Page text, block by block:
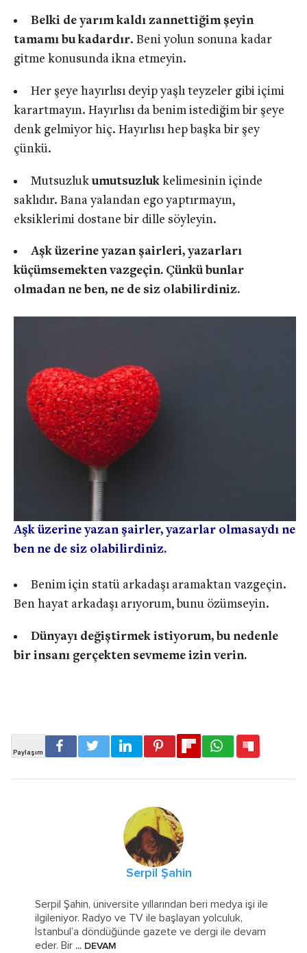
Belki de yarım kaldı zannettiğim şeyin
tamamı bu kadardır. Beni yolun sonuna kadar
gitme konusunda ikna etmeyin.
Her şeye hayırlısı deyip yaşlı teyzeler gibi içimi
karartmayın. Hayırlısı da benim istediğim bir şeye
denk gelmiyor hiç. Hayırlısı hep başka bir şey
çünkü.
Mutsuzlukumutsuzluk kelimesinin içinde
saklıdır. Bana yalandan ego yaptırmayın,
eksiklerimi dostane bir dille söyleyin.
Aşk üzerine yazan şairleri, yazarları
küçümsemekten vazgeçin. Çünkü bunlar
olmadan ne ben, ne de siz olabilirdiniz.
Aşk üzerine yazan şairler, yazarlar olmasaydı ne
ben ne de siz olabilirdiniz.
Benim için statü arkadaşı aramaktan vazgeçin.
Ben hayat arkadaşı arıyorum, bunu özümseyin.
Dünyayı değiştirmek istiyorum, bu nedenle
bir insanı gerçekten sevmeme izin verin.
Serpil Şahin
Serpil Şahin, üniversite yıllarından beri medya işi ile
ilgileniyor. Radyo ve TV ile başlayan yolculuk,
İstanbul’a döndüğünde gazete ve dergi ile devam
eder. Bir ... DEVAM